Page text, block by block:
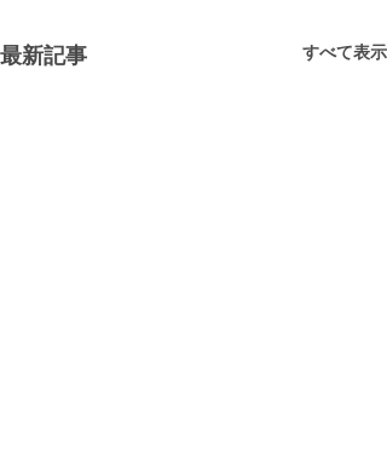
最新記事 すべて表示